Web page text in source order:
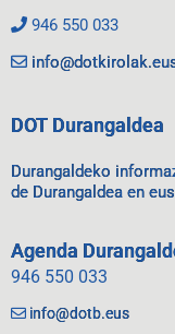
946 550 033
DOT Durangaldea
Durangaldeko
de Durangaldea en
Agenda
946 550 033
info@dotb.eus